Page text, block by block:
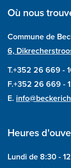
Où nous
Commune de
6,
T.+352 26 669 -
F.+352 26 669 -
E.
Heures
Lundi de 8:30 -